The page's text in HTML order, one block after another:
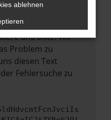
Schritte
uns bitte. Wir
Problem zu
diesen Text
Fehlersuche zu
ablehnen